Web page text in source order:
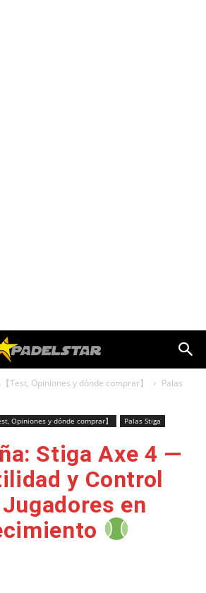
Test, Opiniones y dónde comprar】
Palas
Opiniones y dónde comprar】 Palas Stiga
Stiga Axe 4 —
y Control
en